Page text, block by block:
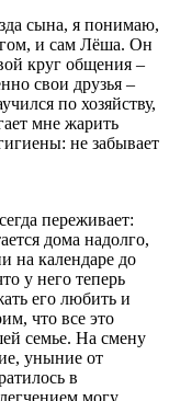
сына, я понимаю,
и сам Лёша. Он
круг общения –
свои друзья –
по хозяйству,
мне жарить
не забывает
переживает:
дома надолго,
на календаре до
у него теперь
его любить и
что все это
семье. На смену
уныние от
в
могу